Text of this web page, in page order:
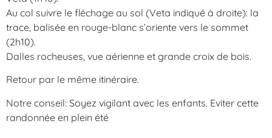
Au col suivre le fléchage au sol (Veta indiqué à droite): la
trace, balisée en rouge-blanc s’oriente vers le sommet
(2h10).
Dalles rocheuses, vue aérienne et grande croix de bois.
Retour par le même itinéraire.
Notre conseil: Soyez vigilant avec les enfants. Eviter cette
randonnée en plein été